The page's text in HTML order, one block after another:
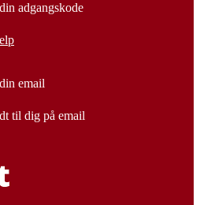
din adgangskode
din email
til dig på email